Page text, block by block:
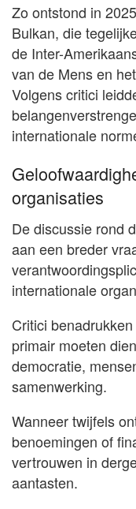
Zo ontstond in
Bulkan, die
de Inter-
van de Mens en
Volgens critici
internationale
organisaties
De discussie rond
aan een breder
internationale
Critici
primair moeten
democratie,
samenwerking.
Wanneer twijfels
benoemingen of
vertrouwen in
aantasten.